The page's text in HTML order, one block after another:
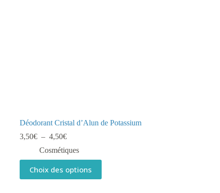
Déodorant Cristal d’Alun de Potassium
3,50€ – 4,50€Plage
prix :
3,50€
à
4,50€
Cosmétiques
Choix des options
Ce
produit
a